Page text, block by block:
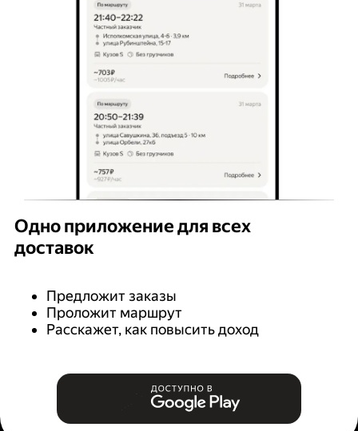
Одно приложение для всех
доставок
Предложит заказы
Проложит маршрут
Расскажет, как повысить доход